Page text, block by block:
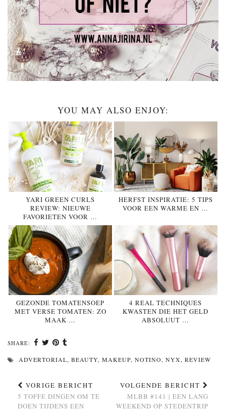
YOU MAY ALSO ENJOY:
YARI GREEN CURLS
REVIEW: NIEUWE
FAVORIETEN VOOR …
HERFST INSPIRATIE: 5 TIPS
VOOR EEN WARME EN …
GEZONDE TOMATENSOEP
MET VERSE TOMATEN: ZO
MAAK …
4 REAL TECHNIQUES
KWASTEN DIE HET GELD
ABSOLUUT …
SHARE:
ADVERTORIAL, BEAUTY, MAKEUP, NOTINO, NYX, REVIEW
VORIGE BERICHT
5 TOFFE DINGEN OM TE
DOEN TIJDENS EEN
VOLGENDE BERICHT
MLBB #141 | EEN LANG
WEEKEND OP STEDENTRIP